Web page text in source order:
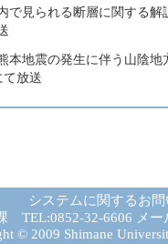
で見られる断層に関する
本地震の発生に伴う山陰
て放送
システムに関するお
TEL:0852-32-6606 メー
© 2009 Shimane